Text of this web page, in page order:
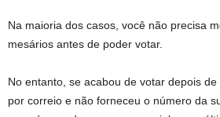
Na maioria dos casos, você não precisa
mesários antes de poder votar.
No entanto, se acabou de votar depois
por correio e não forneceu o número da